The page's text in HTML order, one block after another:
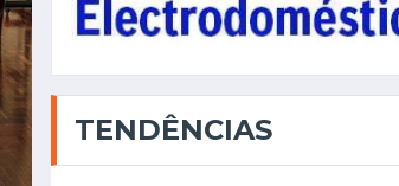
TENDÊNCIAS